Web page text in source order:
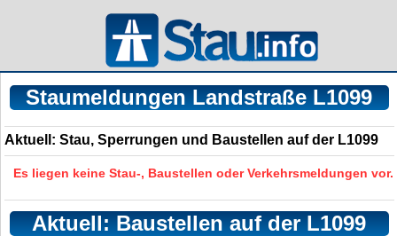
Staumeldungen Landstraße L1099
Aktuell: Stau, Sperrungen und Baustellen auf der L1099
Es liegen keine Stau-, Baustellen oder Verkehrsmeldungen vor.
Aktuell: Baustellen auf der L1099